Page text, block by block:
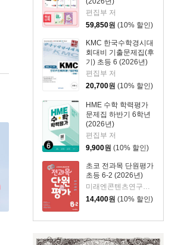
편집부 저
59,850원 (10% 할인)
KMC 한국수학경시대
회대비 기출문제집(후
기) 초등 6 (2026년)
편집부 저
20,700원 (10% 할인)
HME 수학 학력평가
문제집 하반기 6학년
(2026년)
편집부 저
9,900원 (10% 할인)
초코 전과목 단원평가
초등 6-2 (2026년)
미래엔콘텐츠연구회 저
14,400원 (10% 할인)